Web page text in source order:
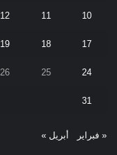
10
11
12
17
18
19
24
25
26
31
« فبراير أبريل »